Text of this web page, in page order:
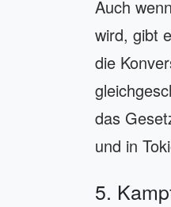
Auch
wird, gibt
die
das
und in
5.